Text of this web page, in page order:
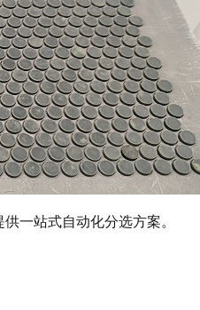
一站式自动化分选方案。